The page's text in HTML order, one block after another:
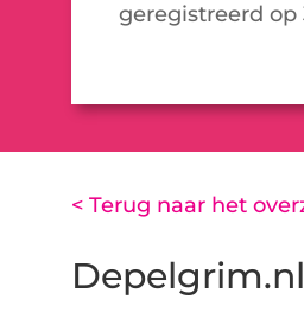
geregistreerd op
< Terug naar het
Depelgrim.nl